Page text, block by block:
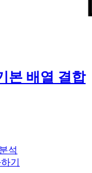
본 배열 결합
석
기